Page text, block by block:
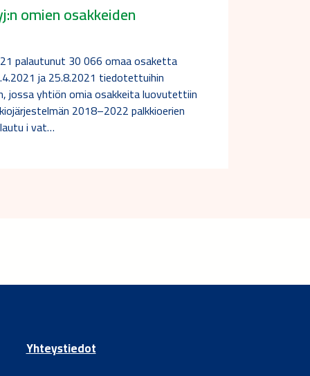
omien osakkeiden
palautunut 30 066 omaa osaketta
ja 25.8.2021 tiedotettuihin
jossa yhtiön omia osakkeita luovutettiin
2018–2022 palkkioerien
i vat…
Yhteystiedot